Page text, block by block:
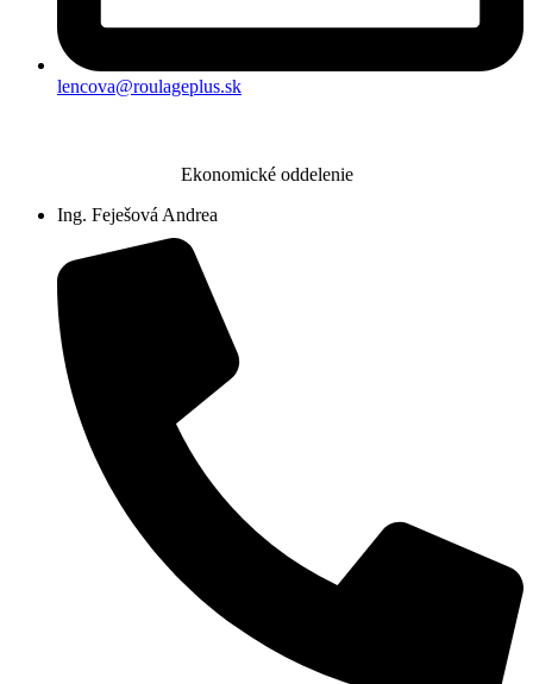
lencova@roulageplus.sk
Ekonomické oddelenie
Ing. Feješová Andrea